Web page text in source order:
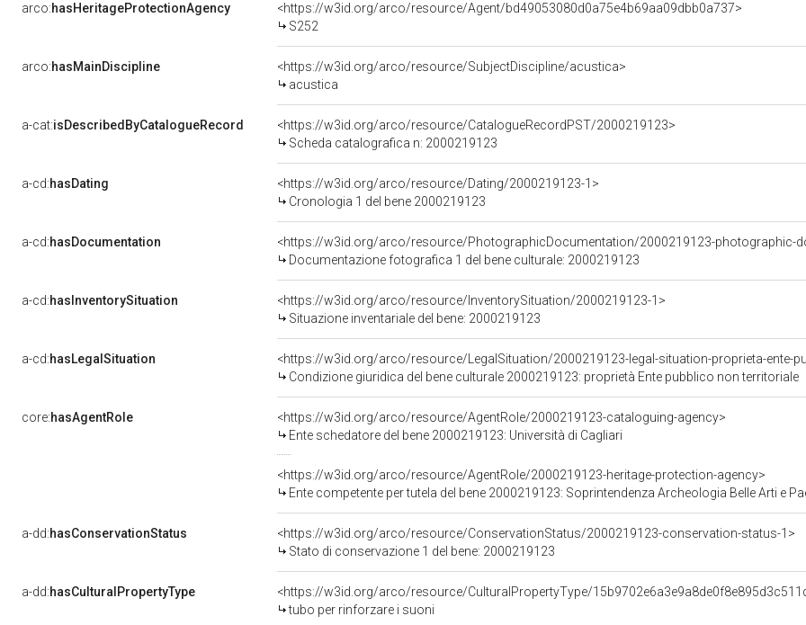
arco:hasHeritageProtectionAgency
<https://w3id.org/arco/resource/Agent/bd49053080d0a75e4b69aa09dbb0a737>
S252
arco:hasMainDiscipline
<https://w3id.org/arco/resource/SubjectDiscipline/acustica>
acustica
a-cat:isDescribedByCatalogueRecord
<https://w3id.org/arco/resource/CatalogueRecordPST/2000219123>
Scheda catalografica n: 2000219123
a-cd:hasDating
<https://w3id.org/arco/resource/Dating/2000219123-1>
Cronologia 1 del bene 2000219123
a-cd:hasDocumentation
<https://w3id.org/arco/resource/PhotographicDocumentation/2000219123-photographic-
Documentazione fotografica 1 del bene culturale: 2000219123
a-cd:hasInventorySituation
<https://w3id.org/arco/resource/InventorySituation/2000219123-1>
Situazione inventariale del bene: 2000219123
a-cd:hasLegalSituation
<https://w3id.org/arco/resource/LegalSituation/2000219123-legal-situation-proprieta-ente-
Condizione giuridica del bene culturale 2000219123: proprietà Ente pubblico non territoriale
core:hasAgentRole
<https://w3id.org/arco/resource/AgentRole/2000219123-cataloguing-agency>
Ente schedatore del bene 2000219123: Università di Cagliari
<https://w3id.org/arco/resource/AgentRole/2000219123-heritage-protection-agency>
Ente competente per tutela del bene 2000219123: Soprintendenza Archeologia Belle Arti e Paesaggio
a-dd:hasConservationStatus
<https://w3id.org/arco/resource/ConservationStatus/2000219123-conservation-status-1>
Stato di conservazione 1 del bene: 2000219123
a-dd:hasCulturalPropertyType
<https://w3id.org/arco/resource/CulturalPropertyType/
tubo per rinforzare i suoni